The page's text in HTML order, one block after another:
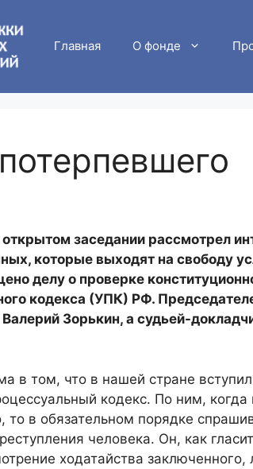
Главная О фонде
заседании рассмотрел
которые выходят на свободу
делу о проверке
кодекса (УПК) РФ.
Валерий Зорькин, а судьей-
в том, что в нашей стране
кодекс. По ним,
то в обязательном порядке
человека. Он, как
ходатайства